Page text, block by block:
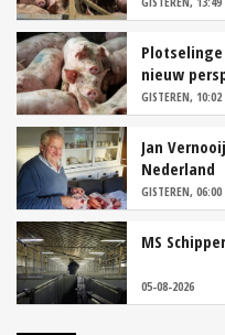
nieuw
GISTEREN, 10:02
Jan
Nederland
GISTEREN, 06:00
MS
05-08-2026